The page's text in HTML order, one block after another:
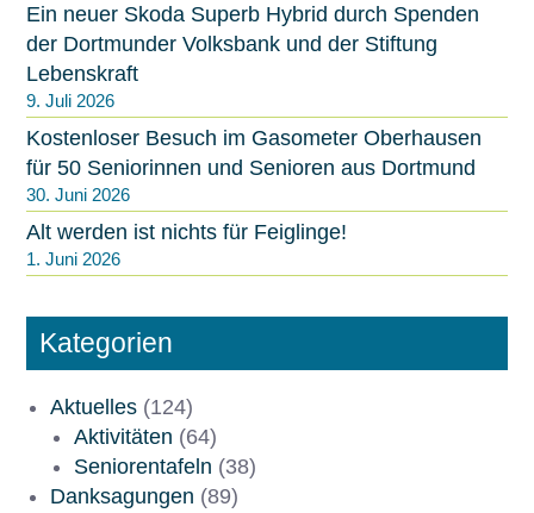
Ein neuer Skoda Superb Hybrid durch Spenden
der Dortmunder Volksbank und der Stiftung
Lebenskraft
9. Juli 2026
Kostenloser Besuch im Gasometer Oberhausen
für 50 Seniorinnen und Senioren aus Dortmund
30. Juni 2026
Alt werden ist nichts für Feiglinge!
1. Juni 2026
Kategorien
Aktuelles(124)
Aktivitäten (64)
Seniorentafeln (38)
Danksagungen (89)